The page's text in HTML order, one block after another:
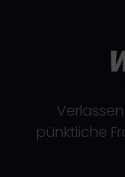
pünktliche